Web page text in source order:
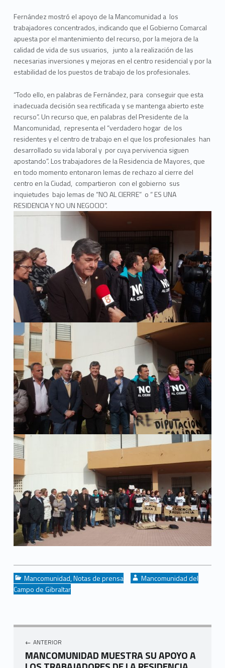
Fernández mostró el apoyo de la Mancomunidad a los
trabajadores concentrados, indicando que el Gobierno Comarcal
apuesta por el mantenimiento del recurso, por la mejora de la
calidad de vida de sus usuarios, junto a la realización de las
necesarias inversiones y mejoras en el centro residencial y por la
estabilidad de los puestos de trabajo de los profesionales.
“Todo ello, en palabras de Fernández, para conseguir que esta
inadecuada decisión sea rectificada y se mantenga abierto este
recurso”. Un recurso que, en palabras del Presidente de la
Mancomunidad, representa el “verdadero hogar de los
residentes y el centro de trabajo en el que los profesionales han
desarrollado su vida laboral y por cuya pervivencia siguen
apostando”. Los trabajadores de la Residencia de Mayores, que
en todo momento entonaron lemas de rechazo al cierre del
centro en la Ciudad, compartieron con el gobierno sus
inquietudes bajo lemas de “NO AL CIERRE” o “ ES UNA
RESIDENCIA Y NO UN NEGOCIO”.
Categorized in:
Mancomunidad,Notas de prensa Written by:
Mancomunidad del
Campo de Gibraltar
ANTERIOR
MANCOMUNIDAD MUESTRA SU APOYO A